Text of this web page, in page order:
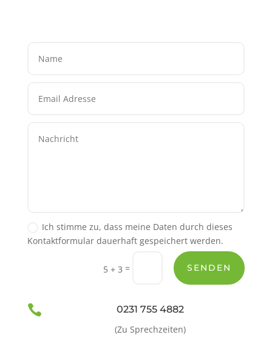
Ich stimme zu, dass meine Daten durch dieses
Kontaktformular dauerhaft gespeichert werden.
5 + 3 = SENDEN

0231 755 4882
(Zu Sprechzeiten)